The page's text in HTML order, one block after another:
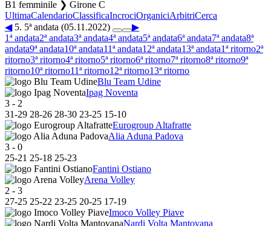
B1 femminile ❯ Girone C
UltimaCalendarioClassificaIncrociOrganiciArbitriCerca
◀5. 5ª andata (05.11.2022)
▶
1ª andata2ª andata3ª andata4ª andata5ª andata6ª andata7ª andata8ª
andata9ª andata10ª andata11ª andata12ª andata13ª andata1ª ritorno2ª
ritorno3ª ritorno4ª ritorno5ª ritorno6ª ritorno7ª ritorno8ª ritorno9ª
ritorno10ª ritorno11ª ritorno12ª ritorno13ª ritorno
Blu Team Udine
Ipag Noventa
3 - 2
31-29 28-26 28-30 23-25 15-10
Eurogroup Altafratte
Alia Aduna Padova
3 - 0
25-21 25-18 25-23
Fantini Ostiano
Arena Volley
2 - 3
27-25 25-22 23-25 20-25 17-19
Imoco Volley Piave
Nardi Volta Mantovana